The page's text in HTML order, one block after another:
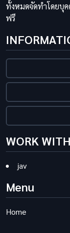
ทั้งหมดจัดทำโดยบุค
ฟรี
WORK
jav
Menu
Home